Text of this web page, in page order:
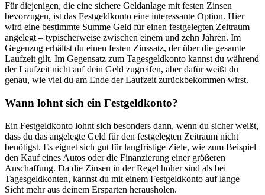
Für diejenigen, die eine sichere Geldanlage mit festen Zinsen
bevorzugen, ist das Festgeldkonto eine interessante Option. Hier
wird eine bestimmte Summe Geld für einen festgelegten Zeitraum
angelegt – typischerweise zwischen einem und zehn Jahren. Im
Gegenzug erhältst du einen festen Zinssatz, der über die gesamte
Laufzeit gilt. Im Gegensatz zum Tagesgeldkonto kannst du während
der Laufzeit nicht auf dein Geld zugreifen, aber dafür weißt du
genau, wie viel du am Ende der Laufzeit zurückbekommen wirst.
Wann lohnt sich ein Festgeldkonto?
Ein Festgeldkonto lohnt sich besonders dann, wenn du sicher weißt,
dass du das angelegte Geld für den festgelegten Zeitraum nicht
benötigst. Es eignet sich gut für langfristige Ziele, wie zum Beispiel
den Kauf eines Autos oder die Finanzierung einer größeren
Anschaffung. Da die Zinsen in der Regel höher sind als bei
Tagesgeldkonten, kannst du mit einem Festgeldkonto auf lange
Sicht mehr aus deinem Ersparten herausholen.